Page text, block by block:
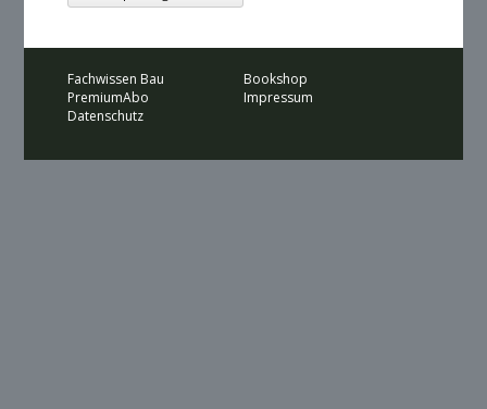
Fachwissen Bau
Bookshop
PremiumAbo
Impressum
Datenschutz